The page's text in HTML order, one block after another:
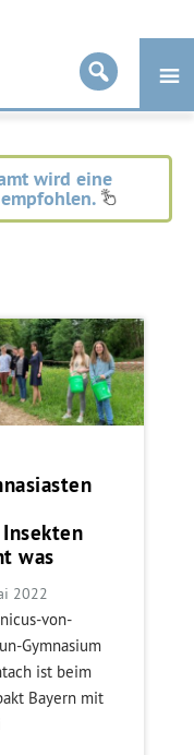
wird eine
was
2022
von-
Gymnasium
ist beim
Bayern mit